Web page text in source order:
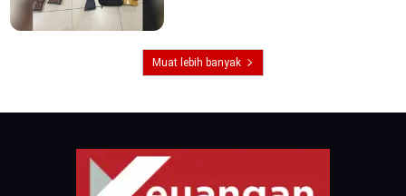
Muat lebih banyak